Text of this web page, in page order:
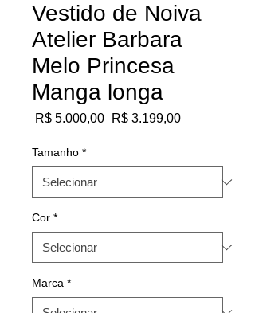
Vestido de Noiva
Atelier Barbara
Melo Princesa
Manga longa
R$ 5.000,00 Preço
R$ 3.199,00Preço
Tamanho *
Cor *
Marca *